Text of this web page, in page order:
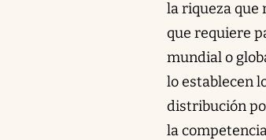
la riqueza que
que requiere
mundial o
lo establecen
distribución
la